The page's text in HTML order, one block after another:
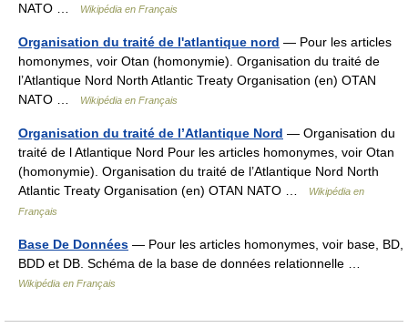
NATO …
Wikipédia en Français
Organisation du traité de l'atlantique nord — Pour les articles
homonymes, voir Otan (homonymie). Organisation du traité de
l’Atlantique Nord North Atlantic Treaty Organisation (en) OTAN
NATO …
Wikipédia en Français
Organisation du traité de l’Atlantique Nord — Organisation du
traité de l Atlantique Nord Pour les articles homonymes, voir Otan
(homonymie). Organisation du traité de l’Atlantique Nord North
Atlantic Treaty Organisation (en) OTAN NATO …
Wikipédia en
Français
Base De Données — Pour les articles homonymes, voir base, BD,
BDD et DB. Schéma de la base de données relationnelle …
Wikipédia en Français